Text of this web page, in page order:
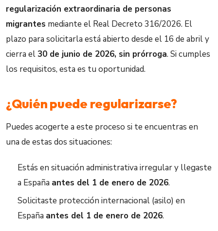
regularización extraordinaria de personas
migrantes mediante el Real Decreto 316/2026. El
plazo para solicitarla está abierto desde el 16 de abril y
cierra el 30 de junio de 2026, sin prórroga. Si cumples
los requisitos, esta es tu oportunidad.
¿Quién puede regularizarse?
Puedes acogerte a este proceso si te encuentras en
una de estas dos situaciones:
Estás en situación administrativa irregular y llegaste
a España antes del 1 de enero de 2026.
Solicitaste protección internacional (asilo) en
España antes del 1 de enero de 2026.